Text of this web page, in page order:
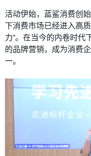
活动伊始，蓝鲨消费创
下消费市场已经进入高
力”。在当今的内卷时代
的品牌营销，成为消费
一。